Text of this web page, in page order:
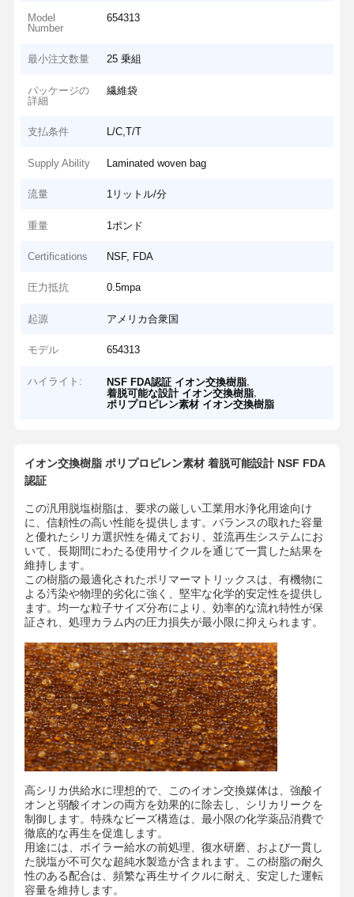
Model
Number
654313
最小注文数量 25 乗組
パッケージの
詳細
繊維袋
支払条件 L/C,T/T
Supply Ability Laminated woven bag
流量 1リットル/分
重量 1ポンド
Certifications NSF, FDA
圧力抵抗 0.5mpa
起源 アメリカ合衆国
モデル 654313
ハイライト: NSF FDA認証 イオン交換樹脂
着脱可能な設計 イオン交換樹脂
ポリプロピレン素材 イオン交換樹脂
イオン交換樹脂 ポリプロピレン素材 着脱可能設計 NSF FDA
認証
この汎用脱塩樹脂は、要求の厳しい工業用水浄化用途向け
に、信頼性の高い性能を提供します。バランスの取れた容量
と優れたシリカ選択性を備えており、並流再生システムにお
いて、長期間にわたる使用サイクルを通じて一貫した結果を
維持します。
この樹脂の最適化されたポリマーマトリックスは、有機物に
よる汚染や物理的劣化に強く、堅牢な化学的安定性を提供し
ます。均一な粒子サイズ分布により、効率的な流れ特性が保
証され、処理カラム内の圧力損失が最小限に抑えられます。
高シリカ供給水に理想的で、このイオン交換媒体は、強酸イ
オンと弱酸イオンの両方を効果的に除去し、シリカリークを
制御します。特殊なビーズ構造は、最小限の化学薬品消費で
徹底的な再生を促進します。
用途には、ボイラー給水の前処理、復水研磨、および一貫し
た脱塩が不可欠な超純水製造が含まれます。この樹脂の耐久
性のある配合は、頻繁な再生サイクルに耐え、安定した運転
容量を維持します。